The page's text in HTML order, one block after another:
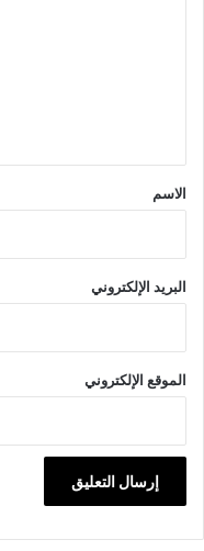
*
الاسم
البريد الإلكتروني
الموقع الإلكتروني